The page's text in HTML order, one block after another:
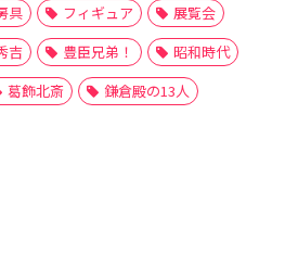
具 フィギュア
展覧会
吉 豊臣兄弟！
昭和時代
葛飾北斎 鎌倉殿の13人